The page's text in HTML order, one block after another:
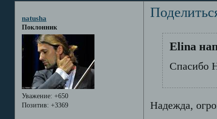
natusha
Поклонник
Уважение: +650
Позитив: +3369
Elina
Спасибо
Надежда,